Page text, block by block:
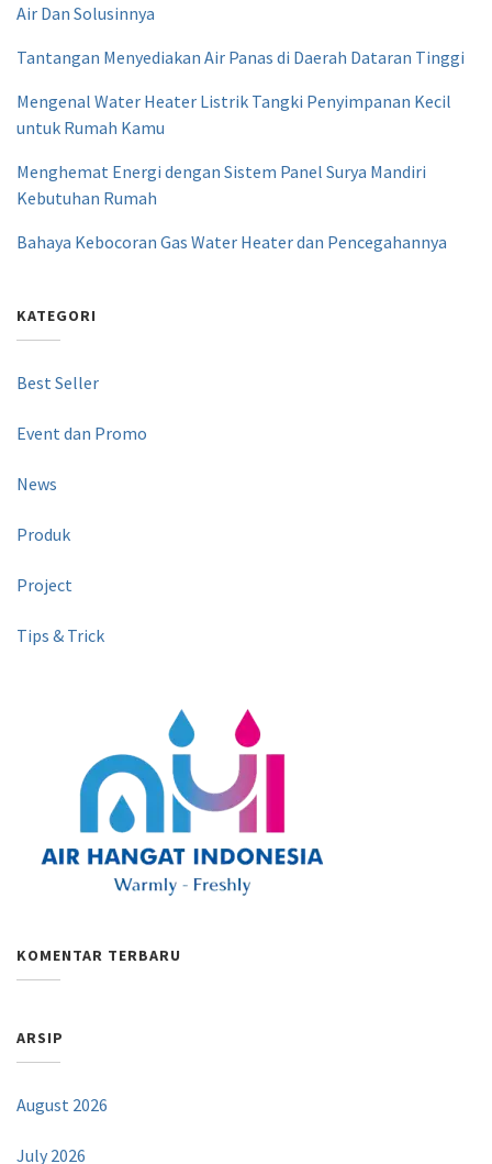
Air Dan Solusinnya
Tantangan Menyediakan Air Panas di Daerah Dataran Tinggi
Mengenal Water Heater Listrik Tangki Penyimpanan Kecil
untuk Rumah Kamu
Menghemat Energi dengan Sistem Panel Surya Mandiri
Kebutuhan Rumah
Bahaya Kebocoran Gas Water Heater dan Pencegahannya
KATEGORI
Best Seller
Event dan Promo
News
Produk
Project
Tips & Trick
KOMENTAR TERBARU
ARSIP
August 2026
July 2026